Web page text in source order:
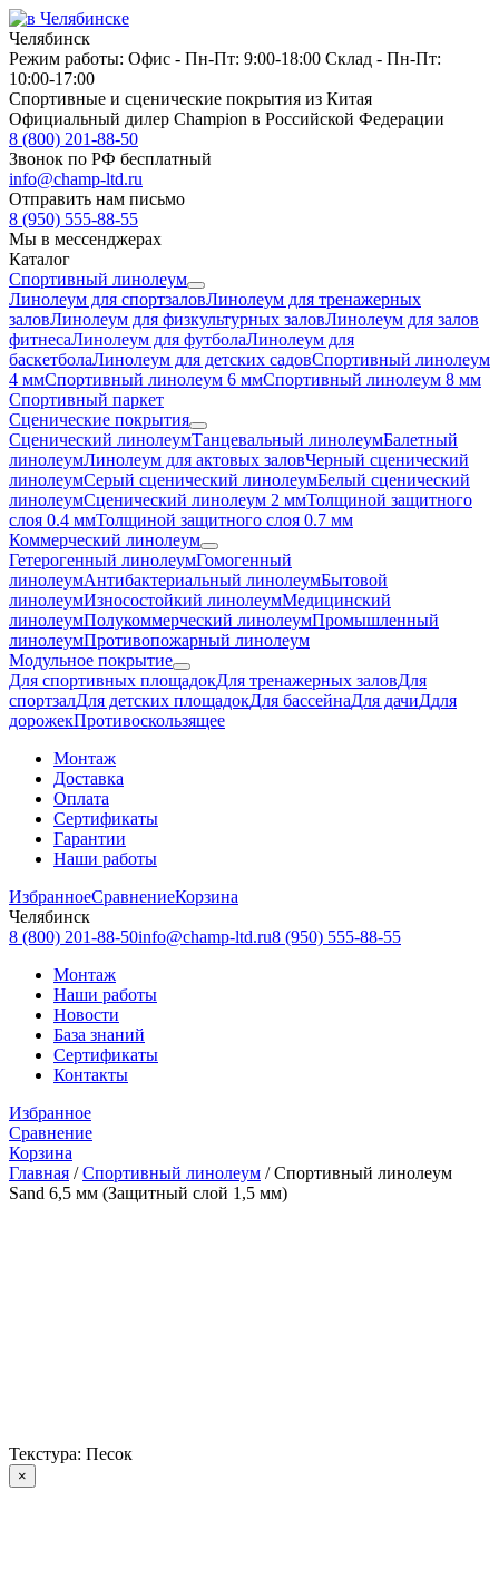
Челябинск
Режим работы: Офис - Пн-Пт: 9:00-18:00 Склад - Пн-Пт:
10:00-17:00
Спортивные и сценические покрытия из Китая
Официальный дилер Champion в Российской Федерации
8 (800) 201-88-50
Звонок по РФ бесплатный
info@champ-ltd.ru
Отправить нам письмо
8 (950) 555-88-55
Мы в мессенджерах
Каталог
Спортивный линолеум
Линолеум для спортзаловЛинолеум для тренажерных
заловЛинолеум для физкультурных заловЛинолеум для залов
фитнесаЛинолеум для футболаЛинолеум для
баскетболаЛинолеум для детских садовСпортивный линолеум
4 ммСпортивный линолеум 6 ммСпортивный линолеум 8 мм
Спортивный паркет
Сценические покрытия
Сценический линолеумТанцевальный линолеумБалетный
линолеумЛинолеум для актовых заловЧерный сценический
линолеумСерый сценический линолеумБелый сценический
линолеумСценический линолеум 2 ммТолщиной защитного
слоя 0.4 ммТолщиной защитного слоя 0.7 мм
Коммерческий линолеум
Гетерогенный линолеумГомогенный
линолеумАнтибактериальный линолеумБытовой
линолеумИзносостойкий линолеумМедицинский
линолеумПолукоммерческий линолеумПромышленный
линолеумПротивопожарный линолеум
Модульное покрытие
Для спортивных площадокДля тренажерных заловДля
спортзалДля детских площадокДля бассейнаДля дачиДдля
дорожекПротивоскользящее
Монтаж
Доставка
Оплата
Сертификаты
Гарантии
Наши работы
ИзбранноеСравнениеКорзина
Челябинск
8 (800) 201-88-50info@champ-ltd.ru8 (950) 555-88-55
Монтаж
Наши работы
Новости
База знаний
Сертификаты
Контакты
Избранное
Сравнение
Корзина
Главная /Спортивный линолеум /Спортивный линолеум
Sand 6,5 мм (Защитный слой 1,5 мм)
Текстура: Песок
×